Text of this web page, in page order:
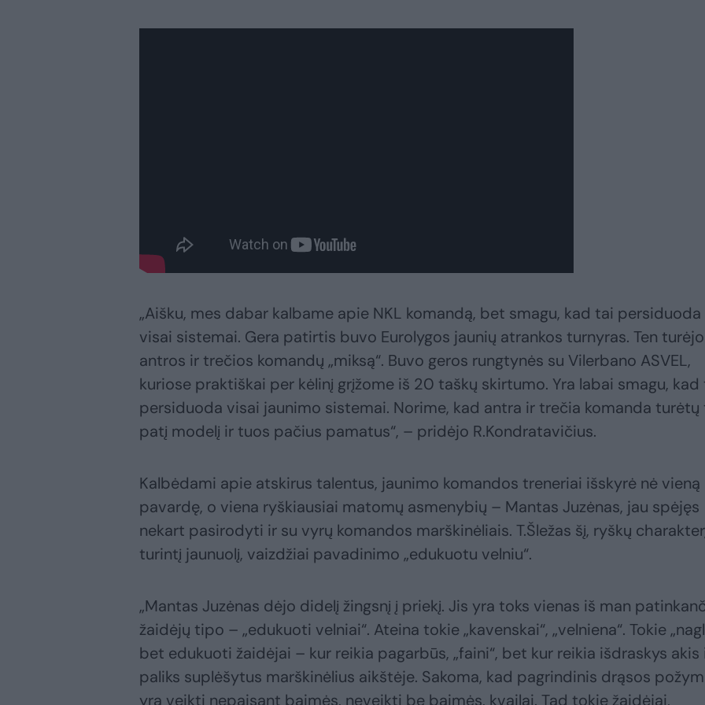
„Aišku, mes dabar kalbame apie NKL komandą, bet smagu, kad tai persiduoda
visai sistemai. Gera patirtis buvo Eurolygos jaunių atrankos turnyras. Ten
antros ir trečios komandų „miksą“. Buvo geros rungtynės su Vilerbano ASVEL,
kuriose praktiškai per kėlinį grįžome iš 20 taškų skirtumo. Yra labai smagu, kad
persiduoda visai jaunimo sistemai. Norime, kad antra ir trečia komanda turėtų
patį modelį ir tuos pačius pamatus“, – pridėjo R.Kondratavičius.
Kalbėdami apie atskirus talentus, jaunimo komandos treneriai išskyrė nė vieną
pavardę, o viena ryškiausiai matomų asmenybių – Mantas Juzėnas, jau spėjęs
nekart pasirodyti ir su vyrų komandos marškinėliais. T.Šležas šį, ryškų
turintį jaunuolį, vaizdžiai pavadinimo „edukuotu velniu“.
„Mantas Juzėnas dėjo didelį žingsnį į priekį. Jis yra toks vienas iš man
žaidėjų tipo – „edukuoti velniai“. Ateina tokie „kavenskai“, „velniena“. Tokie
bet edukuoti žaidėjai – kur reikia pagarbūs, „faini“, bet kur reikia išdraskys akis
paliks suplėšytus marškinėlius aikštėje. Sakoma, kad pagrindinis drąsos
yra veikti nepaisant baimės, neveikti be baimės, kvailai. Tad tokie žaidėjai,